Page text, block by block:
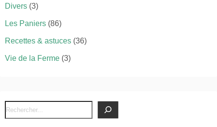
Divers (3)
Les Paniers (86)
Recettes & astuces (36)
Vie de la Ferme (3)
R
e